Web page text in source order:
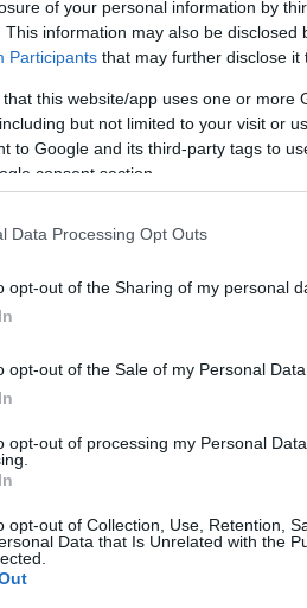
of your personal information by
This information may also be disclosed
Participants that may further disclose it
that this website/app uses one or more
but not limited to your visit or
to Google and its third-party tags to
consent section.
Data Processing Opt Outs
opt-out of the Sharing of my personal
opt-out of the Sale of my Personal Data.
opt-out of processing my Personal
opt-out of Collection, Use, Retention,
Data that Is Unrelated with the
prima della gara, gli ho
bene. Dopo
ma non è andata. Abbiamo
senza faticare e ci